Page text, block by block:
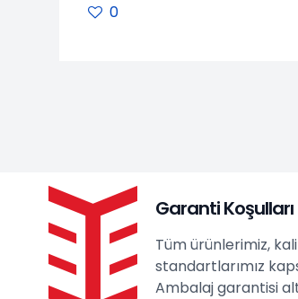
0
Garanti Koşulları
Tüm ürünlerimiz,
standartlarımız
Ambalaj garantisi